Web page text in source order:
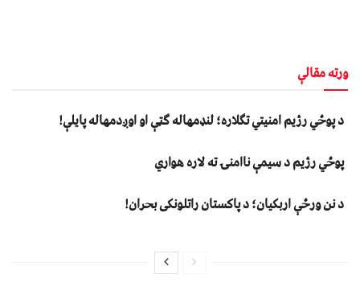
ورته مقالې
د پوځي رژیم امنیتي تګلاره؛ لنډمهاله ګټې او اوږدمهاله پایلې!
پوځي رژیم د سیمې ناامنۍ ته لاره هواري
د نن ورځې اربکیان؛ د پاکستان راتلونکی بحران!